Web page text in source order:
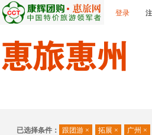
登录
已选择条件： 跟团游 × 拓展 × 广州 ×